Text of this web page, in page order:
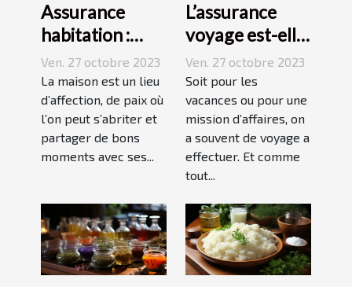
Assurance
habitation :
comment ça
marche ?
Ven. 27 octobre 2023
La maison est un lieu
d’affection, de paix où
l’on peut s’abriter et
partager de bons
moments avec ses...
L’assurance
voyage est-elle
avantageuse ?
Ven. 27 octobre 2023
Soit pour les
vacances ou pour une
mission d’affaires, on
a souvent de voyage a
effectuer. Et comme
tout...